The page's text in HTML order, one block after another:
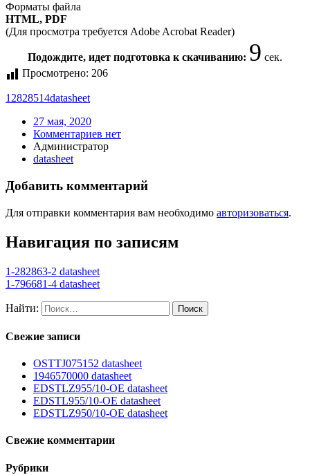
Форматы файла
HTML, PDF
(Для просмотра требуется Adobe Acrobat Reader)
Подождите, идет подготовка к скачиванию: 9 сек.
Просмотрено: 206
12828514datasheet
27 мая, 2020
Комментариев нет
Администратор
datasheet
Добавить комментарий
Для отправки комментария вам необходимо авторизоваться.
Навигация по записям
1-282863-2 datasheet
1-796681-4 datasheet
Найти:
Свежие записи
OSTTJ075152 datasheet
1946570000 datasheet
EDSTLZ955/10-OE datasheet
EDSTL955/10-OE datasheet
EDSTLZ950/10-OE datasheet
Свежие комментарии
Рубрики